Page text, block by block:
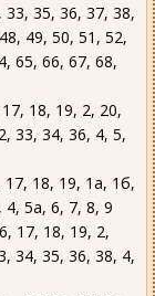
35, 36, 37, 38,
49, 50, 51, 52,
65, 66, 67, 68,
18, 19, 2, 20,
33, 34, 36, 4, 5,
18, 19, 1а, 1б,
4, 5а, 6, 7, 8, 9
17, 18, 19, 2,
34, 35, 36, 38, 4,